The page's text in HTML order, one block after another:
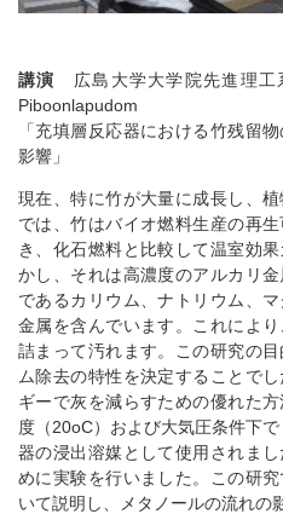
講演
広島大学大学院先進理
Piboonlapudom
「充填層反応器における竹残留
影響」
現在、特に竹が大量に成長し、
では、竹はバイオ燃料生産の再
き、化石燃料と比較して温室効
かし、それは高濃度のアルカリ
であるカリウム、ナトリウム、
金属を含んでいます。これによ
詰まって汚れます。この研究の
ム除去の特性を決定することで
ギーで灰を減らすための優れた
度（20oC）および大気圧条件下
器の浸出溶媒として使用されま
めに実験を行いました。この研
いて説明し、メタノールの流れの